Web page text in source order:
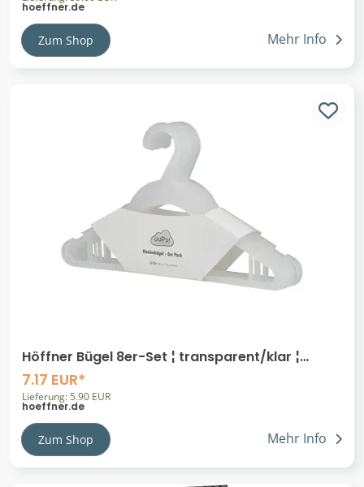
hoeffner.de
Zum Shop Mehr Info
Höffner Bügel 8er-Set ¦ transparent/klar ¦
Kunststoff ¦ Maße (cm): B: 30 H: 17,2 T:
7.17 EUR*
Lieferung: 5.90 EUR
hoeffner.de
Zum Shop Mehr Info